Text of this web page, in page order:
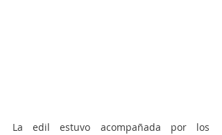
La edil estuvo acompañada por los